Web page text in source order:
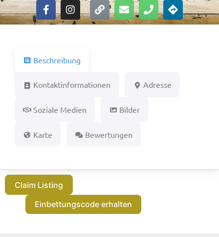
Beschreibung
Kontaktinformationen Adresse
Soziale Medien Bilder
Karte Bewertungen
Claim Listing
Einbettungscode erhalten